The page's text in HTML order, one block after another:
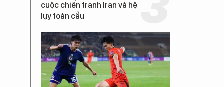
cuộc chiến tranh Iran và hệ
lụy toàn cầu